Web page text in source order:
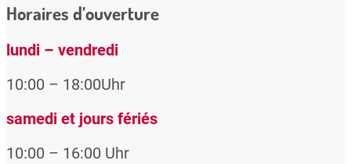
Horaires d’ouverture
lundi – vendredi
10:00 – 18:00Uhr
samedi et jours fériés
10:00 – 16:00 Uhr